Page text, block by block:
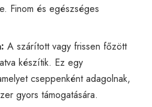
Finom és egészséges
A szárított vagy frissen főzött
készítik. Ez egy
cseppenként adagolnak,
gyors támogatására.